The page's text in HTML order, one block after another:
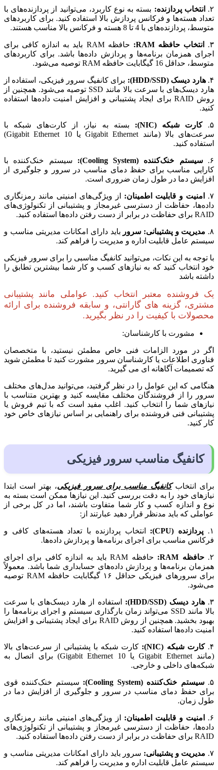
۲. انتخاب پردازنده: بسته به نوع کاربرد، می‌توانید از پردازنده‌های با
تعداد هسته‌ها و فرکانس پردازش بالا استفاده کنید. برای کاربردهای
متوسط، پردازنده‌های با 4 تا 8 هسته و فرکانس بالا مناسب هستند.
۳. انتخاب حافظه RAM:
حافظه RAM باید به اندازه کافی برای
اجرای همزمان برنامه‌ها و پردازش داده‌ها باشد. برای کاربردهای
متوسط، حداقل 16 گیگابایت حافظه RAM توصیه می‌شود.
۴. هارد دیسک (HDD/SSD):
برای کانفیگ سرور فیزیکی، استفاده از
هارد دیسک‌های با سرعت بالا مانند SSD توصیه می‌شود. همچنین از
روش RAID برای ایجاد پشتیبانی و افزایش امنیت داده‌ها استفاده
کنید.
۵. کارت شبکه (NIC):
بسته به نیاز، از کارت‌های شبکه با
سرعت‌های بالا (مانند Gigabit Ethernet یا 10 Gigabit Ethernet)
استفاده کنید.
۶. سیستم خنک‌کننده (Cooling System):
سیستم خنک‌کننده با
کارایی مناسب برای حفظ دمای مناسب در سرور و جلوگیری از
افزایش دما در طول زمان ضروری است.
۷. امنیت و قابلیت اطمینان: از ویژگی‌های امنیتی مانند رمزنگاری
داده‌ها، حفاظت از دسترسی غیرمجاز و پشتیبانی از تکنولوژی‌های
RAID برای حفاظت در برابر از دست رفتن داده‌ها استفاده کنید.
۸. مدیریت و پشتیبانی: سرور باید دارای امکانات مدیریتی مناسب و
سیستم عامل قابلیت اداره و مدیریت را فراهم کند.
با توجه به این نکات، می‌توانید کانفیگ مناسبی را برای سرور فیزیکی
خود انتخاب کنید که به نیازهای کسب و کار شما بیشترین تطابق را
داشته باشد
یک فروشنده معتبر انتخاب کنید. عواملی مانند پشتیبانی
مشتری، گزینه های گارانتی، و سابقه فروشنده برای ارائه
محصولات با کیفیت را در نظر بگیرید.
مشورت با کارشناسان:
اگر در مورد الزامات فنی خاص مطمئن نیستید، با متخصصان
فناوری اطلاعات یا کارشناسان سرور مشورت کنید تا مطمئن شوید
که تصمیمات آگاهانه ای می گیرید.
هنگامی که این عوامل را در نظر گرفتید، می‌توانید مدل‌های مختلف
سرور را از فروشندگان مختلف مقایسه کنید و بهترین متناسب با
نیازهای شما را انتخاب کنید. اغلب مفید است که با تیم فروش یا
پشتیبانی فنی فروشنده برای راهنمایی بر اساس نیازهای خاص خود
کار کنید.
کانفیگ مناسب سرور فیزیکی
برای انتخابکانفیگ مناسب برای سرور فیزیکی، بهتر است ابتدا
نیازهای خود را به دقت بررسی کنید. این نیازها ممکن است بسته به
نوع و اندازه کسب و کار شما متفاوت باشند، اما در کل برخی از
عواملی که باید مدنظر قرار دهید عبارتند از:
۱. پردازنده (CPU):
انتخاب پردازنده با تعداد هسته‌های کافی و
فرکانس مناسب برای اجرای برنامه‌ها و پردازش داده‌ها.
۲. حافظه RAM:
حافظه RAM باید به اندازه کافی برای اجرای
همزمان برنامه‌ها و پردازش داده‌های حسابداری شما باشد. معمولاً
برای سرورهای فیزیکی حداقل ۱۶ گیگابایت حافظه RAM توصیه
می‌شود.
۳. هارد دیسک (HDD/SSD):
استفاده از هارد دیسک‌های با سرعت
بالا مانند SSD می‌تواند زمان بارگذاری سیستم و اجرای برنامه‌ها را
بهبود بخشید. همچنین از روش RAID برای ایجاد پشتیبانی و افزایش
امنیت داده‌ها استفاده کنید.
۴. کارت شبکه (NIC):
کارت شبکه با پشتیبانی از سرعت‌های بالا
(مانند Gigabit Ethernet یا 10 Gigabit Ethernet) برای اتصال به
شبکه‌های داخلی و خارجی.
۵. سیستم خنک‌کننده (Cooling System):
سیستم خنک‌کننده قوی
برای حفظ دمای مناسب در سرور و جلوگیری از افزایش دما در
طول زمان.
۶. امنیت و قابلیت اطمینان: از ویژگی‌های امنیتی مانند رمزنگاری
داده‌ها، حفاظت از دسترسی غیرمجاز و پشتیبانی از تکنولوژی‌های
RAID برای حفاظت در برابر از دست رفتن داده‌ها استفاده کنید.
۷. مدیریت و پشتیبانی: سرور باید دارای امکانات مدیریتی مناسب و
سیستم عامل قابلیت اداره و مدیریت را فراهم کند.